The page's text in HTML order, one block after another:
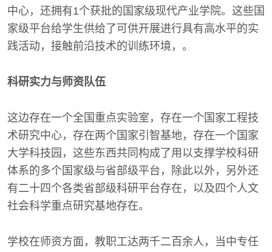
中心，还拥有1个获批的国家级现代产业学院。这些国
家级平台给学生供给了可供开展进行具有高水平的实
践活动，接触前沿技术的训练环境，。
科研实力与师资队伍
这边存在一个全国重点实验室，存在一个国家工程技
术研究中心，存在两个国家引智基地，存在一个国家
大学科技园，这些东西共同构成了用以支撑学校科研
体系的多个国家级与省部级平台，除此以外，另外还
有二十四个各类省部级科研平台存在，以及四个人文
社会科学重点研究基地存在。
学校在师资方面，教职工达两千二百余人，当中专任